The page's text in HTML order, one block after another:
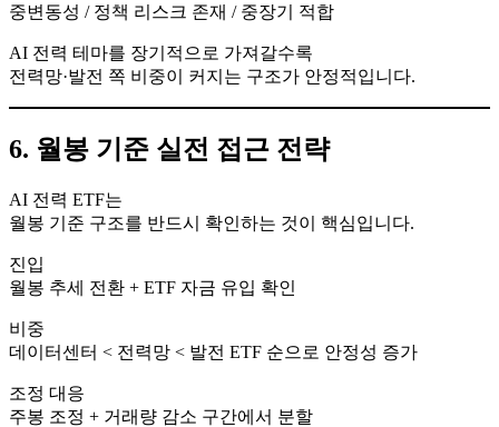
중변동성 / 정책 리스크 존재 / 중장기 적합
AI 전력 테마를 장기적으로 가져갈수록
전력망·발전 쪽 비중이 커지는 구조가 안정적입니다.
6. 월봉 기준 실전 접근 전략
AI 전력 ETF는
월봉 기준 구조를 반드시 확인하는 것이 핵심입니다.
진입
월봉 추세 전환 + ETF 자금 유입 확인
비중
데이터센터 < 전력망 < 발전 ETF 순으로 안정성 증가
조정 대응
주봉 조정 + 거래량 감소 구간에서 분할